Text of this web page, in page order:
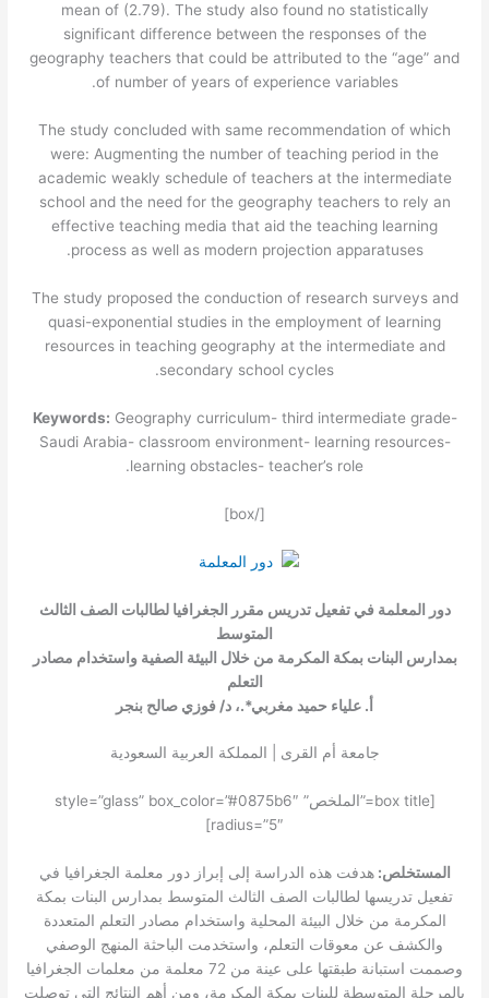
mean of (2.79). The study also found no statistically
significant difference between the responses of the
geography teachers that could be attributed to the “age” and
of number of years of experience variables.
The study concluded with same recommendation of which
were: Augmenting the number of teaching period in the
academic weakly schedule of teachers at the intermediate
school and the need for the geography teachers to rely an
effective teaching media that aid the teaching learning
process as well as modern projection apparatuses.
The study proposed the conduction of research surveys and
quasi-exponential studies in the employment of learning
resources in teaching geography at the intermediate and
secondary school cycles.
Keywords: Geography curriculum- third intermediate grade-
Saudi Arabia- classroom environment- learning resources-
learning obstacles- teacher’s role.
[/box]
دور المعلمة في تفعيل تدريس مقرر الجغرافيا لطالبات الصف الثالث
المتوسط
بمدارس البنات بمكة المكرمة من خلال البيئة الصفية واستخدام مصادر
التعلم
أ. علياء حميد مغربي*.، د/ فوزي صالح بنجر
جامعة أم القرى | المملكة العربية السعودية
[box title=”الملخص” style=”glass” box_color=”#0875b6″
radius=”5″]
المستخلص:هدفت هذه الدراسة إلى إبراز دور معلمة الجغرافيا في
تفعيل تدريسها لطالبات الصف الثالث المتوسط بمدارس البنات بمكة
المكرمة من خلال البيئة المحلية واستخدام مصادر التعلم المتعددة
والكشف عن معوقات التعلم، واستخدمت الباحثة المنهج الوصفي
وصممت استبانة طبقتها على عينة من 72 معلمة من معلمات الجغرافيا
بالمرحلة المتوسطة للبنات بمكة المكرمة، ومن أهم النتائج التي توصلت